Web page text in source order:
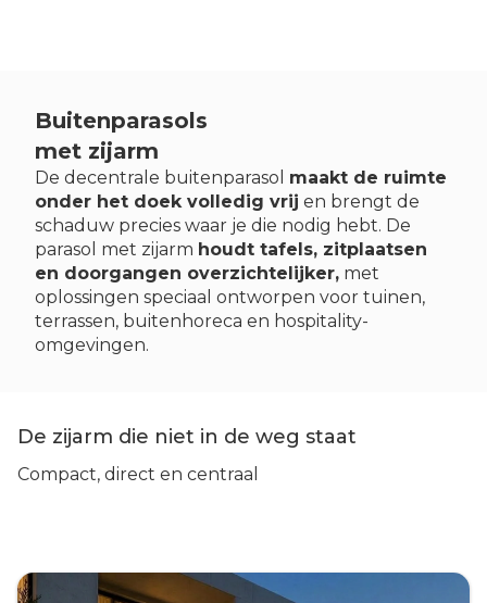
Buitenparasols
met zijarm
De decentrale buitenparasol maakt de ruimte
onder het doek volledig vrij en brengt de
schaduw precies waar je die nodig hebt. De
parasol met zijarm houdt tafels, zitplaatsen
en doorgangen overzichtelijker, met
oplossingen speciaal ontworpen voor tuinen,
terrassen, buitenhoreca en hospitality-
omgevingen.
De zijarm die niet in de weg staat
Compact, direct en centraal